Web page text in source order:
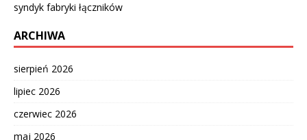
syndyk fabryki łączników
ARCHIWA
sierpień 2026
lipiec 2026
czerwiec 2026
maj 2026